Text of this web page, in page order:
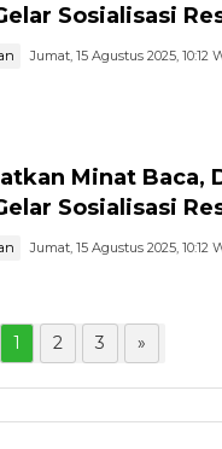
Sosialisasi
Jumat, 15 Agustus 2025, 10:12
Minat Baca,
Sosialisasi
Jumat, 15 Agustus 2025, 10:12
1 2 3 »